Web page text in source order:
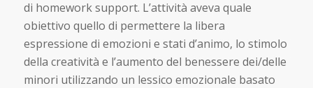
di homework support. L’attività aveva quale
obiettivo quello di permettere la libera
espressione di emozioni e stati d’animo, lo stimolo
della creatività e l’aumento del benessere dei/delle
minori utilizzando un lessico emozionale basato